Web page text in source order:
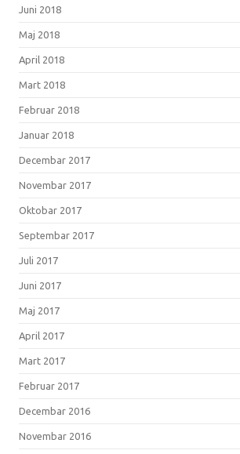
Juni 2018
Maj 2018
April 2018
Mart 2018
Februar 2018
Januar 2018
Decembar 2017
Novembar 2017
Oktobar 2017
Septembar 2017
Juli 2017
Juni 2017
Maj 2017
April 2017
Mart 2017
Februar 2017
Decembar 2016
Novembar 2016